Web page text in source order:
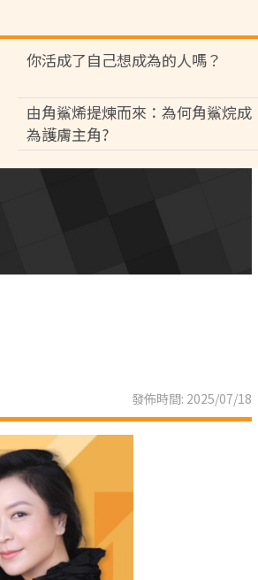
你活成了自己想成為的人嗎？
由角鯊烯提煉而來：為何角鯊烷成
為護膚主角?
發佈時間: 2025/07/18